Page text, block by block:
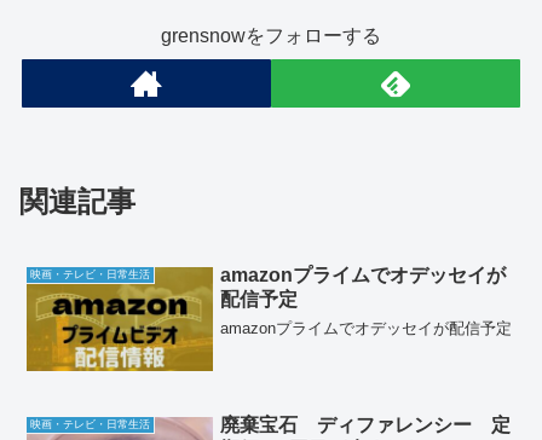
grensnowをフォローする
関連記事
映画・テレビ・日常生活
amazonプライムでオデッセイが
配信予定
amazonプライムでオデッセイが配信予定
映画・テレビ・日常生活
廃棄宝石 ディファレンシー 定